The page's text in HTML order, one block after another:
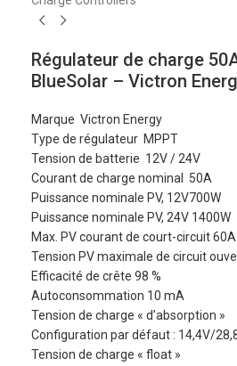
Régulateur de charge
BlueSolar – Victron
Marque Victron Energy
Type de régulateur MPPT
Tension de batterie 12V / 24V
Courant de charge nominal 50A
Puissance nominale PV, 12V700W
Puissance nominale PV, 24V 1400W
Max. PV courant de court-circuit 60A
Tension PV maximale de circuit
Efficacité de crête 98 %
Autoconsommation 10 mA
Tension de charge « d’absorption »
Configuration par défaut : 14,4V/
Tension de charge « float »